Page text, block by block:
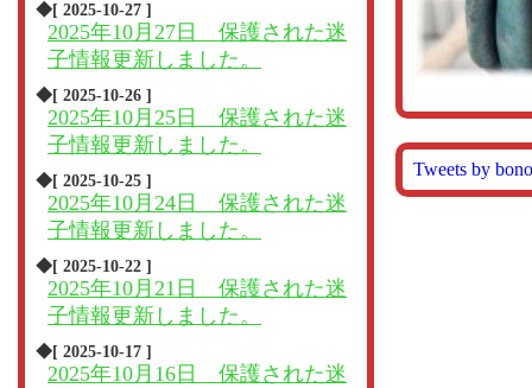
◆[ 2025-10-27 ]
2025年10月27日 保護された迷
子情報更新しました。
◆[ 2025-10-26 ]
2025年10月25日 保護された迷
子情報更新しました。
◆[ 2025-10-25 ]
2025年10月24日 保護された迷
子情報更新しました。
◆[ 2025-10-22 ]
2025年10月21日 保護された迷
子情報更新しました。
◆[ 2025-10-17 ]
2025年10月16日 保護された迷
Tweets by